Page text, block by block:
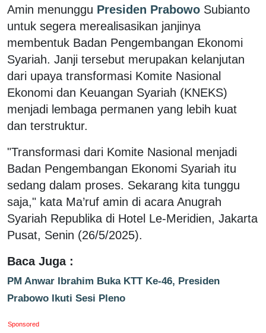
Amin menunggu Presiden Prabowo Subianto
untuk segera merealisasikan janjinya
membentuk Badan Pengembangan Ekonomi
Syariah. Janji tersebut merupakan kelanjutan
dari upaya transformasi Komite Nasional
Ekonomi dan Keuangan Syariah (KNEKS)
menjadi lembaga permanen yang lebih kuat
dan terstruktur.
"Transformasi dari Komite Nasional menjadi
Badan Pengembangan Ekonomi Syariah itu
sedang dalam proses. Sekarang kita tunggu
saja," kata Ma’ruf amin di acara Anugrah
Syariah Republika di Hotel Le-Meridien, Jakarta
Pusat, Senin (26/5/2025).
Baca Juga :
PM Anwar Ibrahim Buka KTT Ke-46, Presiden
Prabowo Ikuti Sesi Pleno
Sponsored